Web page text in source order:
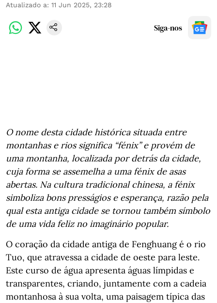
Atualizado a: 11 Jun 2025, 23:28
Siga-nos
O nome desta cidade histórica situada entre
montanhas e rios significa “fénix” e provém de
uma montanha, localizada por detrás da cidade,
cuja forma se assemelha a uma fénix de asas
abertas. Na cultura tradicional chinesa, a fénix
simboliza bons presságios e esperança, razão pela
qual esta antiga cidade se tornou também símbolo
de uma vida feliz no imaginário popular.
O coração da cidade antiga de Fenghuang é o rio
Tuo, que atravessa a cidade de oeste para leste.
Este curso de água apresenta águas límpidas e
transparentes, criando, juntamente com a cadeia
montanhosa à sua volta, uma paisagem típica das